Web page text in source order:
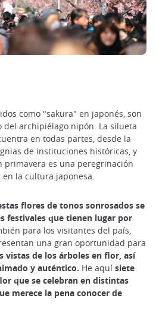
como "sakura" en japonés, son
archipiélago nipón. La silueta
en todas partes, desde la
de instituciones históricas, y
primavera es una peregrinación
la cultura japonesa.
flores de tonos sonrosados se
festivales que tienen lugar por
para los visitantes del país,
una gran oportunidad para
vistas de los árboles en flor, así
y auténtico. He aquí siete
que se celebran en distintas
merece la pena conocer de